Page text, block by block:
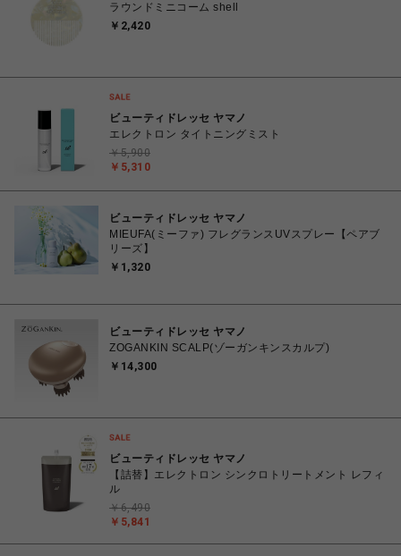
ラウンドミニコーム shell
￥2,420
ビューティドレッセ ヤマノ
エレクトロン タイトニングミスト
￥5,310
￥5,900
ビューティドレッセ ヤマノ
MIEUFA(ミーファ) フレグランスUVスプレー【ペアブ
リーズ】
￥1,320
ビューティドレッセ ヤマノ
ZOGANKIN SCALP(ゾーガンキンスカルプ)
￥14,300
ビューティドレッセ ヤマノ
【詰替】エレクトロン シンクロトリートメント レフィ
ル
￥5,841
￥6,490